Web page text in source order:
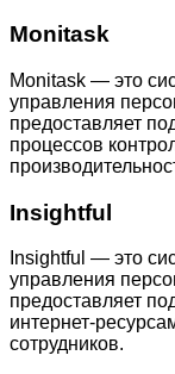
Monitask
Monitask — это
управления
предоставляет
процессов
Insightful
Insightful — это
управления
предоставляет
интернет-
сотрудников.